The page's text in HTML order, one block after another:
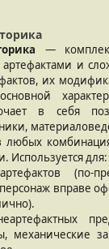
—
и
их
в себя
любых
Используется для:
(по-
вправе
механические